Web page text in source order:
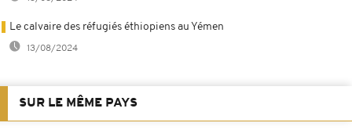
Le calvaire des réfugiés éthiopiens au Yémen
13/08/2024
SUR LE MÊME PAYS